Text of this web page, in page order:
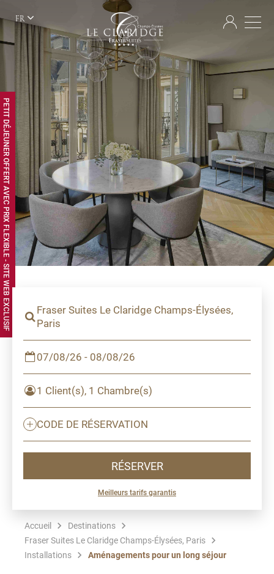
PETIT DÉJEUNER OFFERT AVEC PRIX FLEXIBLE - SITE WEB EXCLUSIF
FR
Fraser Suites Le Claridge Champs-Élysées,
Paris
07/08/26 - 08/08/26
1 Client(s), 1 Chambre(s)
CODE DE RÉSERVATION
RÉSERVER
Meilleurs tarifs garantis
Accueil
Destinations
Fraser Suites Le Claridge Champs-Élysées, Paris
Installations
Aménagements pour un long séjour